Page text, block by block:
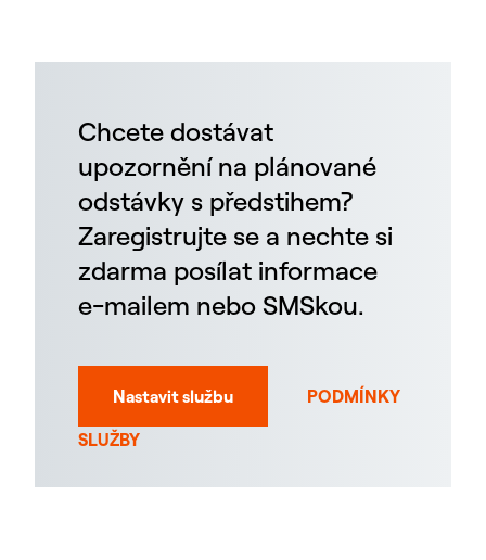
Chcete dostávat
upozornění na plánované
odstávky s předstihem?
Zaregistrujte se a nechte si
zdarma posílat informace
e-mailem nebo SMSkou.
Nastavit službu
PODMÍNKY
SLUŽBY